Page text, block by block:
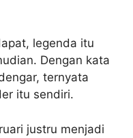
legenda itu
Dengan kata
ternyata
itu sendiri.
justru menjadi